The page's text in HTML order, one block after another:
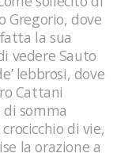
Gregorio, dove
la sua
vedere Sauto
lebbrosi, dove
Cattani
somma
di vie,
la orazione a